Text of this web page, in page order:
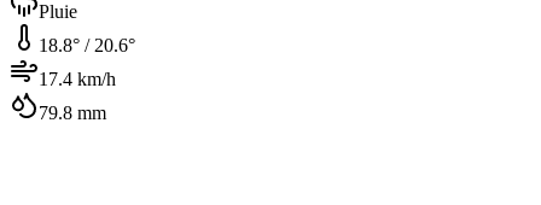
Pluie
18.8° / 20.6°
17.4 km/h
79.8 mm